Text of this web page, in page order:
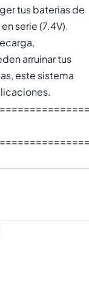
tus baterias de
serie (7.4V).
arruinar tus
este sistema